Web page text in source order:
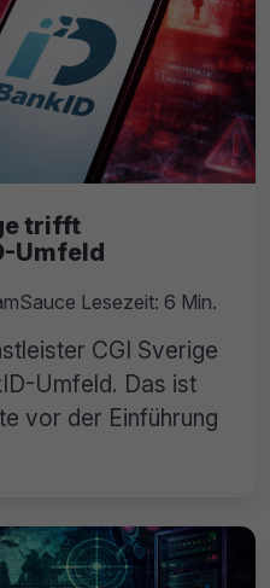
trifft
Umfeld
Lesezeit: 6 Min.
CGI Sverige
Umfeld. Das ist
vor der Einführung